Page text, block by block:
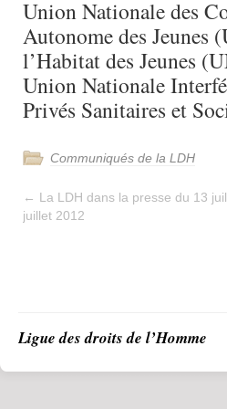
Union Nationale des
Autonome des
l’Habitat des Jeunes
Union Nationale
Privés Sanitaires et
Communiqués de la LDH
← La LDH dans la presse du 13
juillet 2012
Ligue des droits de l’Homme